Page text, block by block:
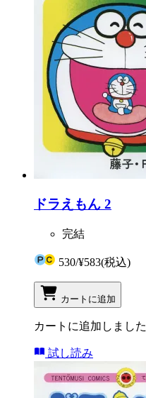
ドラえもん 2
完結
530/¥583(税込)
カートに追加
カートに追加しました
試し読み